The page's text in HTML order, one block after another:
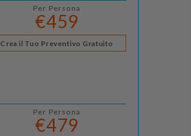
Per Persona
€459
Crea il Tuo Preventivo Gratuito
Per Persona
€479